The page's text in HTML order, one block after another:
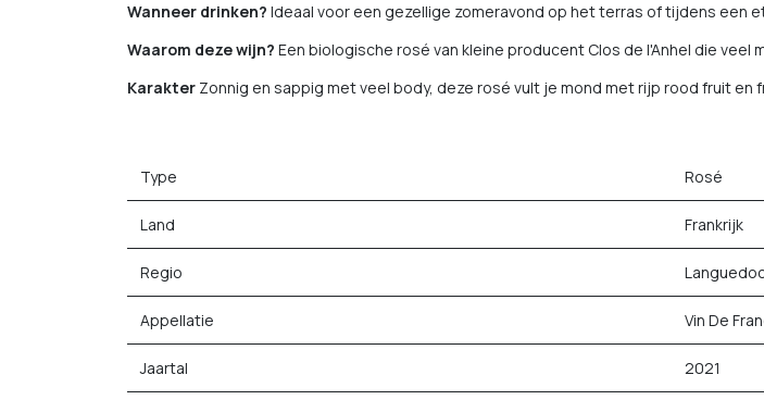
Wanneer drinken? Ideaal voor een gezellige zomeravond op het terras of tijdens een
Waarom deze wijn? Een biologische rosé van kleine producent Clos de l'Anhel die
Karakter Zonnig en sappig met veel body, deze rosé vult je mond met rijp rood fruit en
Type Rosé
Land Frankrijk
Regio
Appellatie Vin De
Jaartal 2021